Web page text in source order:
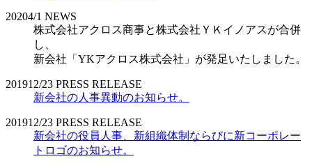
20204/1 NEWS
株式会社アクロス商事と株式会社ＹＫイノアスが合併
し、
新会社「YKアクロス株式会社」が発足いたしました。
201912/23 PRESS RELEASE
新会社の人事異動のお知らせ。
201912/23 PRESS RELEASE
新会社の役員人事、新組織体制ならびに新コーポレー
トロゴのお知らせ。